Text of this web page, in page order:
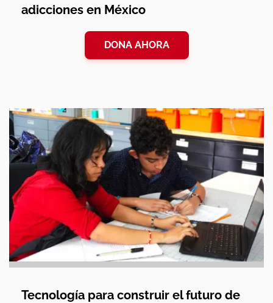
adicciones en México
DONA AHORA
Tecnología para construir el futuro de